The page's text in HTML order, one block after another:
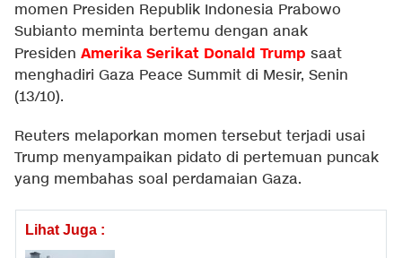
momen Presiden Republik Indonesia Prabowo
Subianto meminta bertemu dengan anak
Presiden Amerika Serikat Donald Trump saat
menghadiri Gaza Peace Summit di Mesir, Senin
(13/10).
Reuters melaporkan momen tersebut terjadi usai
Trump menyampaikan pidato di pertemuan puncak
yang membahas soal perdamaian Gaza.
Lihat Juga :